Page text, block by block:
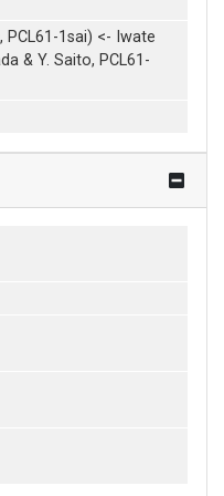
PCL61-1sai) <- Iwate
& Y. Saito, PCL61-